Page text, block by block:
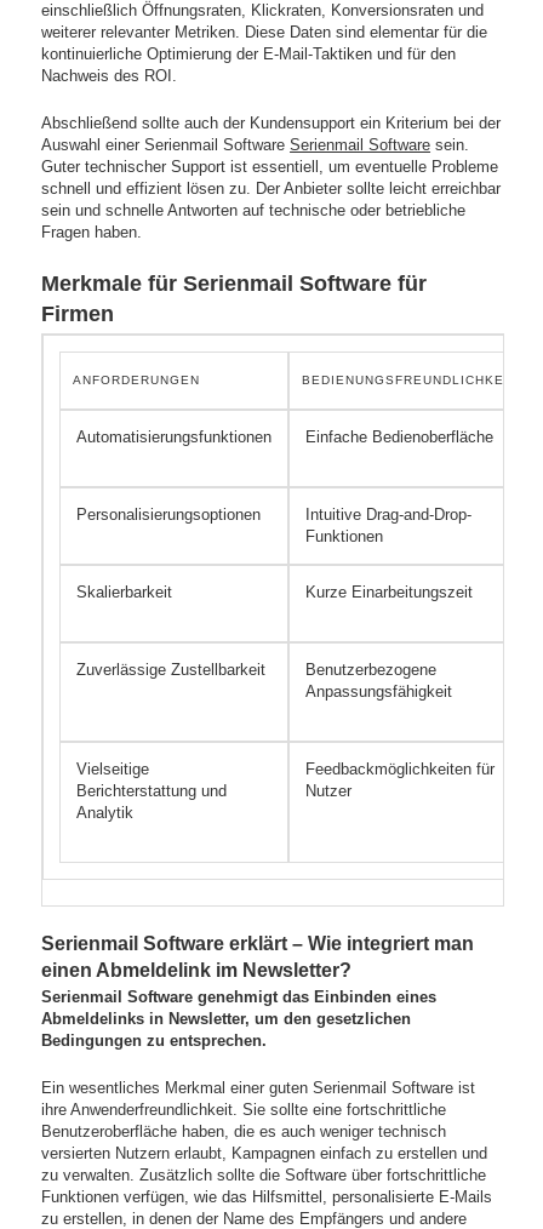
einschließlich Öffnungsraten, Klickraten, Konversionsraten und
weiterer relevanter Metriken. Diese Daten sind elementar für die
kontinuierliche Optimierung der E-Mail-Taktiken und für den
Nachweis des ROI.
Abschließend sollte auch der Kundensupport ein Kriterium bei der
Auswahl einer Serienmail SoftwareSerienmail Software sein.
Guter technischer Support ist essentiell, um eventuelle Probleme
schnell und effizient lösen zu. Der Anbieter sollte leicht erreichbar
sein und schnelle Antworten auf technische oder betriebliche
Fragen haben.
Merkmale für Serienmail Software für
Firmen
ANFORDERUNGEN BEDIENUNGSFREUNDLICHKEIT
Automatisierungsfunktionen Einfache Bedienoberfläche
Personalisierungsoptionen
Intuitive Drag-and-Drop-
Funktionen
Skalierbarkeit Kurze Einarbeitungszeit
Zuverlässige Zustellbarkeit
Benutzerbezogene
Anpassungsfähigkeit
Vielseitige
Berichterstattung und
Analytik
Feedbackmöglichkeiten für
Nutzer
Serienmail Software erklärt – Wie integriert man
einen Abmeldelink im Newsletter?
Serienmail Software genehmigt das Einbinden eines
Abmeldelinks in Newsletter, um den gesetzlichen
Bedingungen zu entsprechen.
Ein wesentliches Merkmal einer guten Serienmail Software ist
ihre Anwenderfreundlichkeit. Sie sollte eine fortschrittliche
Benutzeroberfläche haben, die es auch weniger technisch
versierten Nutzern erlaubt, Kampagnen einfach zu erstellen und
zu verwalten. Zusätzlich sollte die Software über fortschrittliche
Funktionen verfügen, wie das Hilfsmittel, personalisierte E-Mails
zu erstellen, in denen der Name des Empfängers und andere